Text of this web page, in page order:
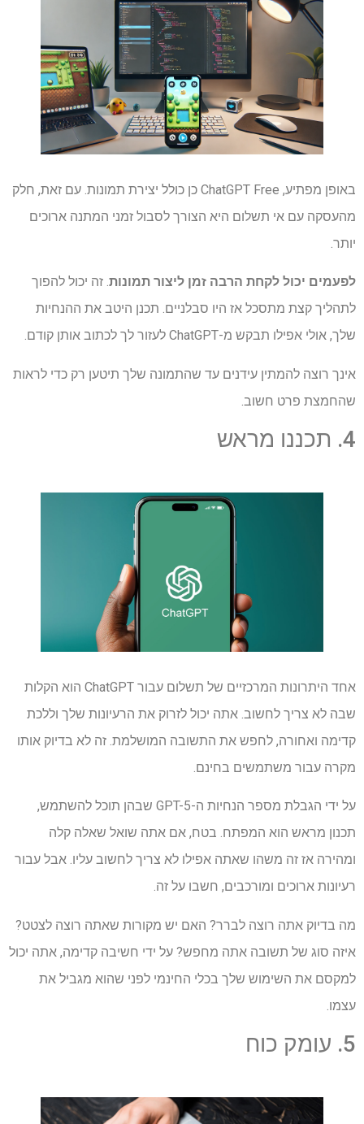
באופן מפתיע, ChatGPT Free כן כולל יצירת תמונות. עם זאת, חלק
מהעסקה עם אי תשלום היא הצורך לסבול זמני המתנה ארוכים
יותר.
לפעמים יכול לקחת הרבה זמן ליצור תמונות. זה יכול להפוך
לתהליך קצת מתסכל אז היו סבלניים. תכנן היטב את ההנחיות
שלך, אולי אפילו תבקש מ-ChatGPT לעזור לך לכתוב אותן קודם.
אינך רוצה להמתין עידנים עד שהתמונה שלך תיטען רק כדי לראות
שהחמצת פרט חשוב.
4. תכננו מראש
אחד היתרונות המרכזיים של תשלום עבור ChatGPT הוא הקלות
שבה לא צריך לחשוב. אתה יכול לזרוק את הרעיונות שלך וללכת
קדימה ואחורה, לחפש את התשובה המושלמת. זה לא בדיוק אותו
מקרה עבור משתמשים בחינם.
על ידי הגבלת מספר הנחיות ה-GPT-5 שבהן תוכל להשתמש,
תכנון מראש הוא המפתח. בטח, אם אתה שואל שאלה קלה
ומהירה אז זה משהו שאתה אפילו לא צריך לחשוב עליו. אבל עבור
רעיונות ארוכים ומורכבים, חשבו על זה.
מה בדיוק אתה רוצה לברר? האם יש מקורות שאתה רוצה לצטט?
איזה סוג של תשובה אתה מחפש? על ידי חשיבה קדימה, אתה יכול
למקסם את השימוש שלך בכלי החינמי לפני שהוא מגביל את
עצמו.
5. עומק כוח